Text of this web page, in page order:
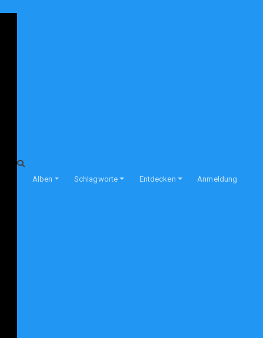
Alben Schlagworte Entdecken Anmeldung